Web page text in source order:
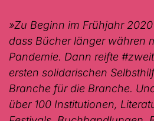
»Zu Beginn im Frühjahr
dass Bücher länger währen
Pandemie. Dann reifte
ersten solidarischen
Branche für die Branche.
über 100 Institutionen,